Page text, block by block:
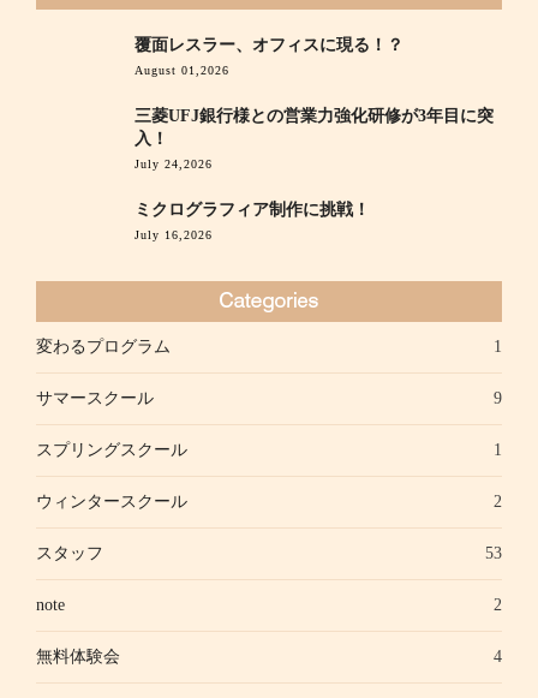
覆面レスラー、オフィスに現る！？
August 01,2026
三菱UFJ銀行様との営業力強化研修が3年目に突
入！
July 24,2026
ミクログラフィア制作に挑戦！
July 16,2026
変わるプログラム 1
サマースクール 9
スプリングスクール 1
ウィンタースクール 2
スタッフ 53
note 2
無料体験会 4